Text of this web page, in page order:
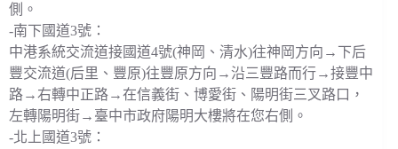
側。
-南下國道3號：
中港系統交流道接國道4號(神岡、清水)往神岡方向→下后
豐交流道(后里、豐原)往豐原方向→沿三豐路而行→接豐中
路→右轉中正路→在信義街、博愛街、陽明街三叉路口，
左轉陽明街→臺中市政府陽明大樓將在您右側。
-北上國道3號：